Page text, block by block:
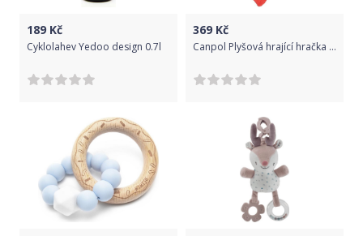
189 Kč
Cyklolahev Yedoo design 0.7l
369 Kč
Canpol Plyšová hrající hračka Pastel Friends Sova